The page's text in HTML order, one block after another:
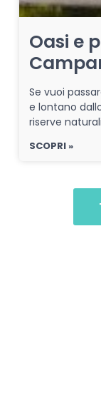
Oasi e
Se vuoi
e lontano
riserve
SCOPRI »